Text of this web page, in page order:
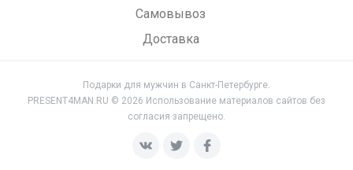
Самовывоз
Доставка
Подарки для мужчин в Санкт-Петербурге.
PRESENT4MAN.RU © 2026 Использование материалов сайтов без
согласия запрещено.